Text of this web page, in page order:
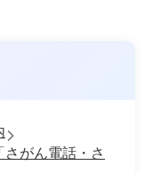
がん電話・さ